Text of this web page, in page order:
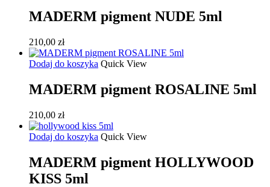
MADERM pigment NUDE 5ml
210,00 zł
Dodaj do koszyka Quick View
MADERM pigment ROSALINE 5ml
210,00 zł
Dodaj do koszyka Quick View
MADERM pigment HOLLYWOOD
KISS 5ml